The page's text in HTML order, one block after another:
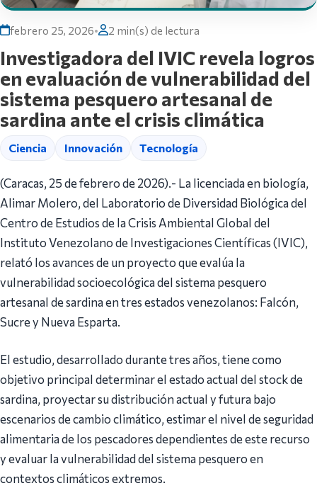
febrero 25, 2026• 2 min(s) de lectura
Investigadora del IVIC revela logros
en evaluación de vulnerabilidad del
sistema pesquero artesanal de
sardina ante el crisis climática
Ciencia Innovación Tecnología
(Caracas, 25 de febrero de 2026).- La licenciada en biología,
Alimar Molero, del Laboratorio de Diversidad Biológica del
Centro de Estudios de la Crisis Ambiental Global del
Instituto Venezolano de Investigaciones Científicas (IVIC),
relató los avances de un proyecto que evalúa la
vulnerabilidad socioecológica del sistema pesquero
artesanal de sardina en tres estados venezolanos: Falcón,
Sucre y Nueva Esparta.
El estudio, desarrollado durante tres años, tiene como
objetivo principal determinar el estado actual del stock de
sardina, proyectar su distribución actual y futura bajo
escenarios de cambio climático, estimar el nivel de seguridad
alimentaria de los pescadores dependientes de este recurso
y evaluar la vulnerabilidad del sistema pesquero en
contextos climáticos extremos.